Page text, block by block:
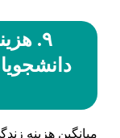
۹.
میانگین هزینه